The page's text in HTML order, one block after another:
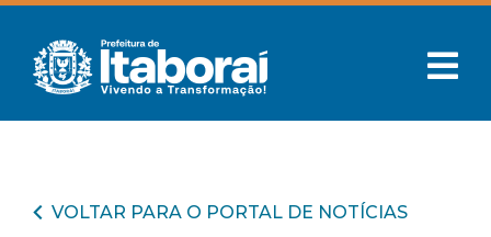
VOLTAR PARA O PORTAL DE NOTÍCIAS